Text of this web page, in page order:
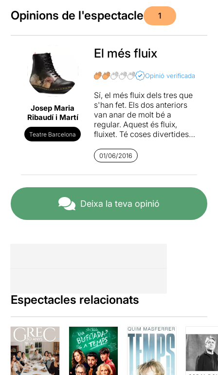
Opinions de l'espectacle 1
Josep Maria
Ribaudí i Martí
Teatre Barcelona
El més fluix
Opinió verificada
Sí, el més fluix dels tres que
s'han fet. Els dos anteriors
van anar de molt bé a
regular. Aquest és fluix,
fluixet. Té coses divertides
o elleitmotive
però en general li falta gruix,
i així costa d'aguantar una
"xixa" no hi ha res a fer.
Crítica completa »
01/06/2016
Deixa la teva opinió
Espectacles relacionats